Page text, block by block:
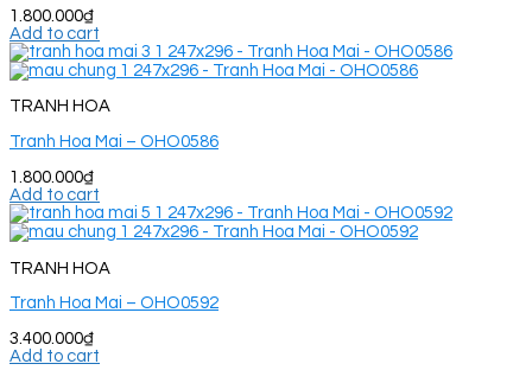
1.800.000₫
Add to cart
TRANH HOA
Tranh Hoa Mai – OHO0586
1.800.000₫
Add to cart
TRANH HOA
Tranh Hoa Mai – OHO0592
3.400.000₫
Add to cart